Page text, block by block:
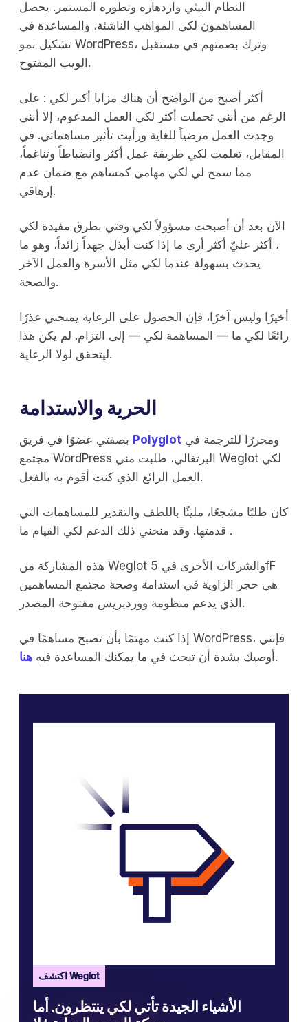
النظام البيئي وازدهاره وتطوره المستمر. يحصل
المساهمون لكي المواهب الناشئة، والمساعدة في
تشكيل نمو WordPress، وترك بصمتهم في مستقبل
الويب المفتوح.
أكثر أصبح من الواضح أن هناك مزايا أكبر لكي : على
الرغم من أنني تحملت أكثر لكي العمل المدعوم، إلا أنني
وجدت العمل مرضياً للغاية ورأيت تأثير مساهماتي. في
المقابل، تعلمت لكي طريقة عمل أكثر وانضباطاً وتناغماً،
مما سمح لي لكي مهامي كمساهم مع ضمان عدم
إرهاقي.
الآن بعد أن أصبحت مسؤولاً لكي وقتي بطرق مفيدة لكي
، أكثر عليّ أكثر أرى ما إذا كنت أبذل جهداً زائداً، وهو ما
يحدث بسهولة عندما لكي مثل الأسرة والعمل الآخر
والصحة.
أخيرًا وليس آخرًا، فإن الحصول على الرعاية يمنحني عذرًا
رائعًا لكي ما — المساهمة لكي — إلى التزام. لم يكن هذا
ليتحقق لولا الرعاية.
الحرية والاستدامة
Polyglot
مجتمع WordPress البرتغالي، طلبت مني Weglot لكي
العمل الرائع الذي كنت أقوم به بالفعل.
كان طلبًا مشجعًا، مليئًا باللطف والتقدير للمساهمات التي
قدمتها. وقد منحني ذلك الدعم لكي القيام ما .
هذه المشاركة من Weglot والشركات الأخرى في 5fF
هي حجر الزاوية في استدامة وصحة مجتمع المساهمين
الذي يدعم منظومة ووردبريس مفتوحة المصدر.
إذا كنت مهتمًا بأن تصبح مساهمًا في WordPress، فإنني
أوصيك بشدة أن تبحث في ما يمكنك المساعدة فيه هنا .
اكتشف Weglot
الأشياء الجيدة تأتي لكي ينتظرون. أما